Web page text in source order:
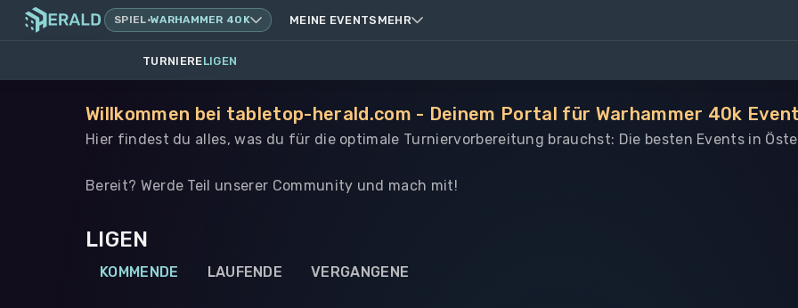
SPIEL·WARHAMMER 40K MEINE EVENTS MEHR
TURNIERELIGEN
Willkommen bei tabletop-herald.com - Deinem Portal für Warhammer 40k
Hier findest du alles, was du für die optimale Turniervorbereitung brauchst: Die besten Events in
Bereit? Werde Teil unserer Community und mach mit!
LIGEN
KOMMENDE LAUFENDE VERGANGENE